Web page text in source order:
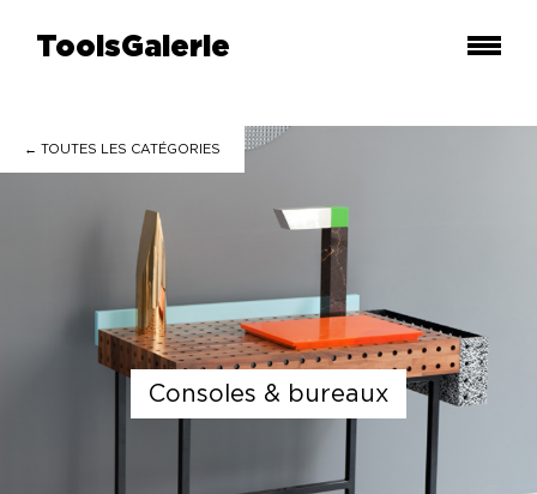
ToolsGalerie
consoles & bureaux
← TOUTES LES CATÉGORIES